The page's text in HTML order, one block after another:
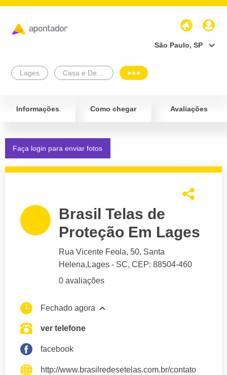
São Paulo, SP
Lages
Informações Como chegar Avaliações
Faça login para enviar fotos
Brasil Telas de
Proteção Em Lages
Rua Vicente Feola, 50, Santa
Helena, Lages - SC, CEP: 88504-460
0 avaliações
Fechado agora
ver telefone
facebook
http://www.brasilredesetelas.com.br/contato